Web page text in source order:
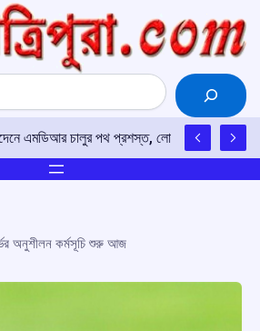
এমডিআর চালুর পথ প্রশস্ত, লোকসভায় পাস কর
অনুশীলন কর্মসূচি শুরু আজ